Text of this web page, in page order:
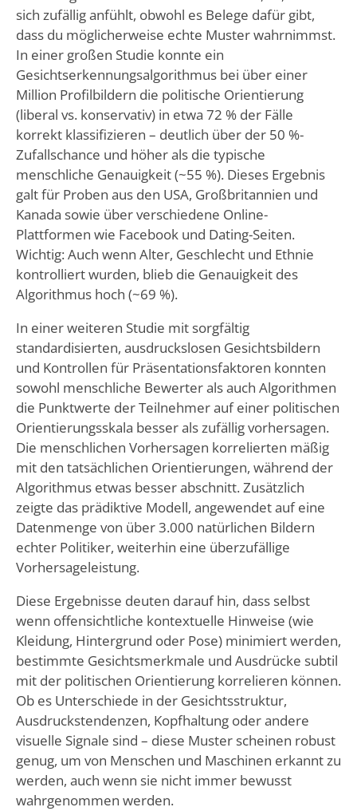
sich zufällig anfühlt, obwohl es Belege dafür gibt,
dass du möglicherweise echte Muster wahrnimmst.
In einer großen Studie konnte ein
Gesichtserkennungsalgorithmus bei über einer
Million Profilbildern die politische Orientierung
(liberal vs. konservativ) in etwa 72 % der Fälle
korrekt klassifizieren – deutlich über der 50 %-
Zufallschance und höher als die typische
menschliche Genauigkeit (~55 %). Dieses Ergebnis
galt für Proben aus den USA, Großbritannien und
Kanada sowie über verschiedene Online-
Plattformen wie Facebook und Dating-Seiten.
Wichtig: Auch wenn Alter, Geschlecht und Ethnie
kontrolliert wurden, blieb die Genauigkeit des
Algorithmus hoch (~69 %).
In einer weiteren Studie mit sorgfältig
standardisierten, ausdruckslosen Gesichtsbildern
und Kontrollen für Präsentationsfaktoren konnten
sowohl menschliche Bewerter als auch Algorithmen
die Punktwerte der Teilnehmer auf einer politischen
Orientierungsskala besser als zufällig vorhersagen.
Die menschlichen Vorhersagen korrelierten mäßig
mit den tatsächlichen Orientierungen, während der
Algorithmus etwas besser abschnitt. Zusätzlich
zeigte das prädiktive Modell, angewendet auf eine
Datenmenge von über 3.000 natürlichen Bildern
echter Politiker, weiterhin eine überzufällige
Vorhersageleistung.
Diese Ergebnisse deuten darauf hin, dass selbst
wenn offensichtliche kontextuelle Hinweise (wie
Kleidung, Hintergrund oder Pose) minimiert werden,
bestimmte Gesichtsmerkmale und Ausdrücke subtil
mit der politischen Orientierung korrelieren können.
Ob es Unterschiede in der Gesichtsstruktur,
Ausdruckstendenzen, Kopfhaltung oder andere
visuelle Signale sind – diese Muster scheinen robust
genug, um von Menschen und Maschinen erkannt zu
werden, auch wenn sie nicht immer bewusst
wahrgenommen werden.